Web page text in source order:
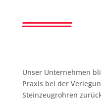
Unser Unternehmen
Praxis bei der
Steinzeugrohren